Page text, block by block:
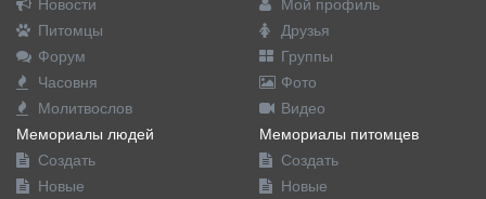
Питомцы
Форум
Часовня
Молитвослов
Друзья
Группы
Фото
Видео
Мемориалы людей
Создать
Новые
Мемориалы питомцев
Создать
Новые